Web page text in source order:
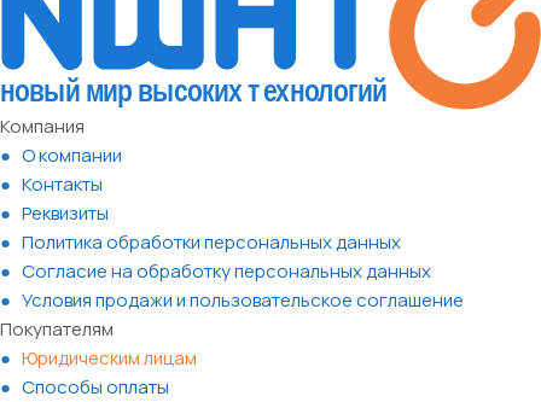
Компания
О компании
Контакты
Реквизиты
Политика обработки персональных данных
Согласие на обработку персональных данных
Условия продажи и пользовательское соглашение
Покупателям
Юридическим лицам
Способы оплаты